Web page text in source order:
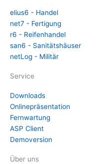
elius6 - Handel
net7 - Fertigung
r6 - Reifenhandel
san6 - Sanitätshäuser
netLog - Militär
Service
Downloads
Onlinepräsentation
Fernwartung
ASP Client
Demoversion
Über uns